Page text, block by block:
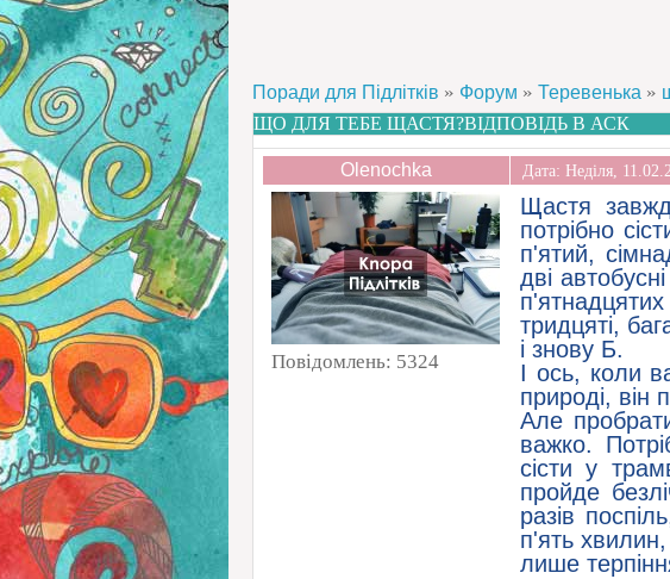
Поради для Підлітків » Форум » Теревенька »
ЩО ДЛЯ ТЕБЕ ЩАСТЯ?ВІДПОВІДЬ В АСК
Olenochka Дата: Неділя,
Повідомлень: 5324
Щастя
потрібно
п'ятий,
дві
тридцяті,
і знову Б.
І ось, коли
природі, він
Але
важко.
сісти у
пройде
разів
п'ять
лише